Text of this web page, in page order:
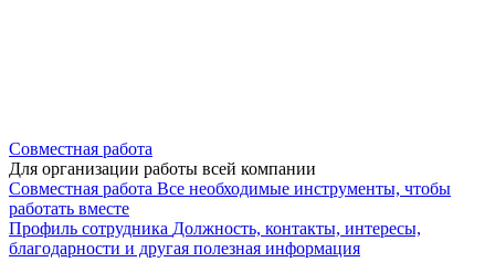
Совместная работа
Для организации работы всей компании
Совместная работа Все необходимые инструменты, чтобы
работать вместе
Профиль сотрудника Должность, контакты, интересы,
благодарности и другая полезная информация